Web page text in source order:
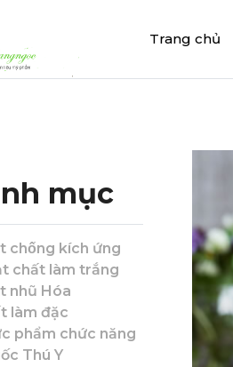
Trang chủ
mục
chống kích ứng
chất làm trắng
nhũ Hóa
làm đặc
phẩm chức năng
Thú Y